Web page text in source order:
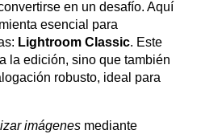
en un desafío. Aquí
esencial para
Lightroom Classic. Este
la edición, sino que también
robusto, ideal para
imágenes mediante